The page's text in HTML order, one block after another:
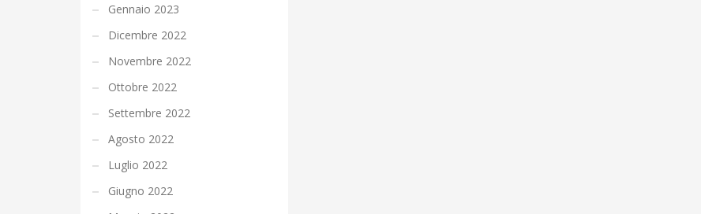
Gennaio 2023
Dicembre 2022
Novembre 2022
Ottobre 2022
Settembre 2022
Agosto 2022
Luglio 2022
Giugno 2022